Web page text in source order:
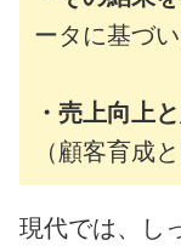
ータに基づ
・売上向上
（顧客育成
現代では、し